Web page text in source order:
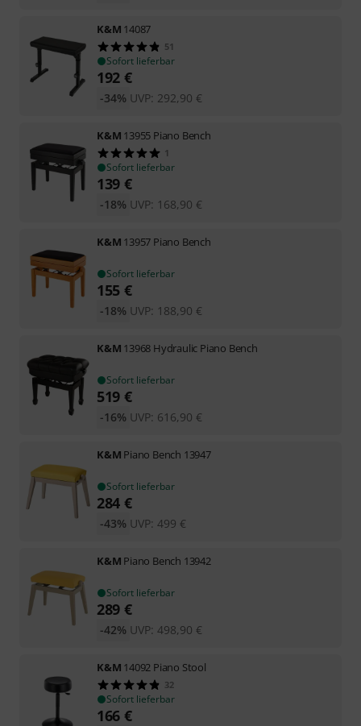
K&M 14087
51
Sofort lieferbar
192 €
UVP: 292,90 €
-34%
K&M 13955 Piano Bench
1
Sofort lieferbar
139 €
UVP: 168,90 €
-18%
K&M 13957 Piano Bench
Sofort lieferbar
155 €
UVP: 188,90 €
-18%
K&M 13968 Hydraulic Piano Bench
Sofort lieferbar
519 €
UVP: 616,90 €
-16%
K&M Piano Bench 13947
Sofort lieferbar
284 €
UVP: 499 €
-43%
K&M Piano Bench 13942
Sofort lieferbar
289 €
UVP: 498,90 €
-42%
K&M 14092 Piano Stool
32
Sofort lieferbar
166 €